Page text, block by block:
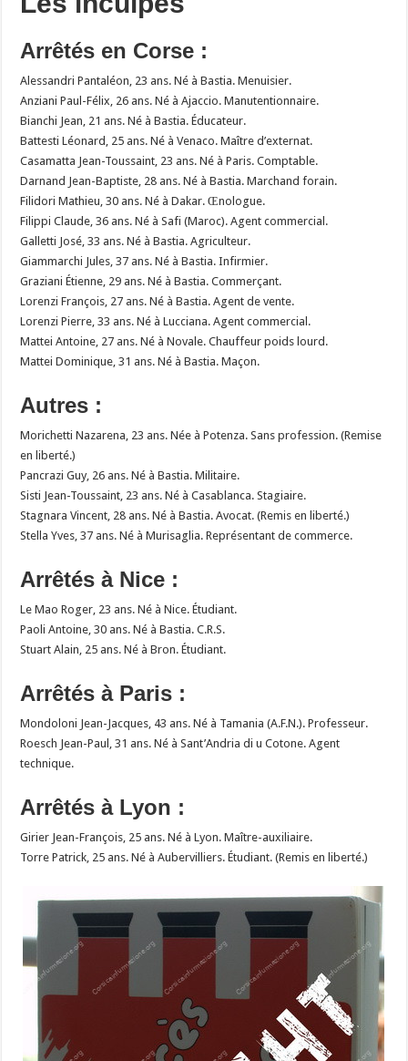
Arrêtés en Corse :
Alessandri Pantaléon, 23 ans. Né à Bastia. Menuisier.
Anziani Paul-Félix, 26 ans. Né à Ajaccio. Manutentionnaire.
Bianchi Jean, 21 ans. Né à Bastia. Éducateur.
Battesti Léonard, 25 ans. Né à Venaco. Maître d’externat.
Casamatta Jean-Toussaint, 23 ans. Né à Paris. Comptable.
Darnand Jean-Baptiste, 28 ans. Né à Bastia. Marchand forain.
Filidori Mathieu, 30 ans. Né à Dakar. Œnologue.
Filippi Claude, 36 ans. Né à Safi (Maroc). Agent commercial.
Galletti José, 33 ans. Né à Bastia. Agriculteur.
Giammarchi Jules, 37 ans. Né à Bastia. Infirmier.
Graziani Étienne, 29 ans. Né à Bastia. Commerçant.
Lorenzi François, 27 ans. Né à Bastia. Agent de vente.
Lorenzi Pierre, 33 ans. Né à Lucciana. Agent commercial.
Mattei Antoine, 27 ans. Né à Novale. Chauffeur poids lourd.
Mattei Dominique, 31 ans. Né à Bastia. Maçon.
Autres :
Morichetti Nazarena, 23 ans. Née à Potenza. Sans profession. (Remise
en liberté.)
Pancrazi Guy, 26 ans. Né à Bastia. Militaire.
Sisti Jean-Toussaint, 23 ans. Né à Casablanca. Stagiaire.
Stagnara Vincent, 28 ans. Né à Bastia. Avocat. (Remis en liberté.)
Stella Yves, 37 ans. Né à Murisaglia. Représentant de commerce.
Arrêtés à Nice :
Le Mao Roger, 23 ans. Né à Nice. Étudiant.
Paoli Antoine, 30 ans. Né à Bastia. C.R.S.
Stuart Alain, 25 ans. Né à Bron. Étudiant.
Arrêtés à Paris :
Mondoloni Jean-Jacques, 43 ans. Né à Tamania (A.F.N.). Professeur.
Roesch Jean-Paul, 31 ans. Né à Sant’Andria di u Cotone. Agent
technique.
Arrêtés à Lyon :
Girier Jean-François, 25 ans. Né à Lyon. Maître-auxiliaire.
Torre Patrick, 25 ans. Né à Aubervilliers. Étudiant. (Remis en liberté.)